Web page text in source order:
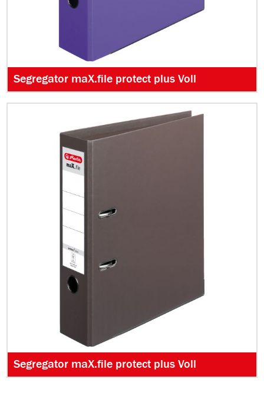
Segregator maX.file protect plus Voll
Segregator maX.file protect plus Voll